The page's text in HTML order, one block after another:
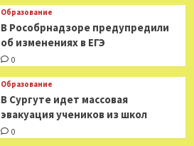
Образование
В Рособрнадзоре предупредили
об изменениях в ЕГЭ
0
Образование
В Сургуте идет массовая
эвакуация учеников из школ
0